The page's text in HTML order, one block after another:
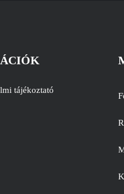
tájékoztató